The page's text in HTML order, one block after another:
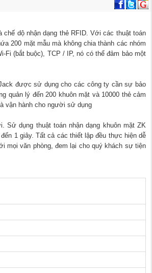
dộ nhận dạng thẻ RFID. Với các thuật toán
200 mặt mẫu mà không chia thành các nhóm
Fi (bắt buộc), TCP / IP, nó có thể đảm bảo một
được sử dụng cho các công ty cần sự bảo
quản lý đến 200 khuôn mặt và 10000 thẻ cảm
vận hành cho người sử dụng
Sử dụng thuật toán nhận dạng khuôn mặt ZK
1 giây. Tất cả các thiết lập đều thực hiện dễ
mọi văn phòng, đem lại cho quý khách sự tiện